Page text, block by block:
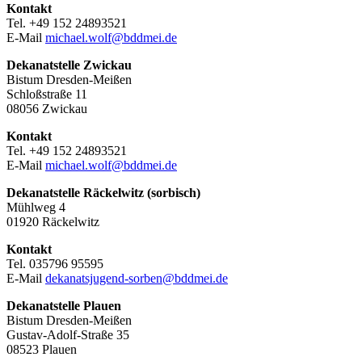
Kontakt
Tel. +49 152 24893521
E-Mail michael.wolf@bddmei.de
Dekanatstelle Zwickau
Bistum Dresden-Meißen
Schloßstraße 11
08056 Zwickau
Kontakt
Tel. +49 152 24893521
E-Mail michael.wolf@bddmei.de
Dekanatstelle Räckelwitz (sorbisch)
Mühlweg 4
01920 Räckelwitz
Kontakt
Tel. 035796 95595
E-Mail dekanatsjugend-sorben@bddmei.de
Dekanatstelle Plauen
Bistum Dresden-Meißen
Gustav-Adolf-Straße 35
08523 Plauen